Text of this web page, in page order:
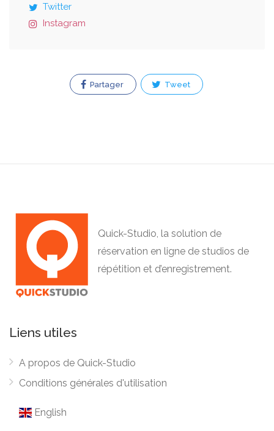
Twitter
Instagram
Partager Tweet
Quick-Studio, la solution de
réservation en ligne de studios de
répétition et d’enregistrement.
Liens utiles
A propos de Quick-Studio
Conditions générales d'utilisation
English